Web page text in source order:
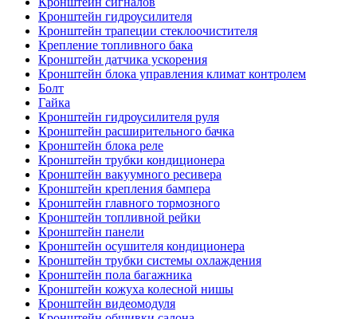
Кронштейн гидроусилителя
Кронштейн трапеции стеклоочистителя
Крепление топливного бака
Кронштейн датчика ускорения
Кронштейн блока управления климат контролем
Болт
Гайка
Кронштейн гидроусилителя руля
Кронштейн расширительного бачка
Кронштейн блока реле
Кронштейн трубки кондиционера
Кронштейн вакуумного ресивера
Кронштейн крепления бампера
Кронштейн главного тормозного
Кронштейн топливной рейки
Кронштейн панели
Кронштейн осушителя кондиционера
Кронштейн трубки системы охлаждения
Кронштейн пола багажника
Кронштейн кожуха колесной нишы
Кронштейн видеомодуля